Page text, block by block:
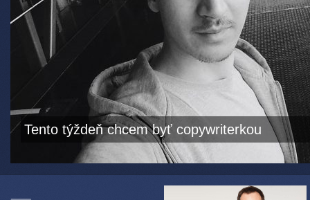
Tento týždeň chcem byť copywriterkou